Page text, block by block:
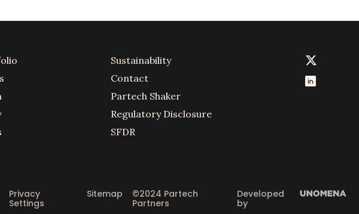
Sustainability
Contact
Partech Shaker
Regulatory Disclosure
SFDR
Privacy
Settings
Sitemap
©2024 Partech
Partners
Developed
by